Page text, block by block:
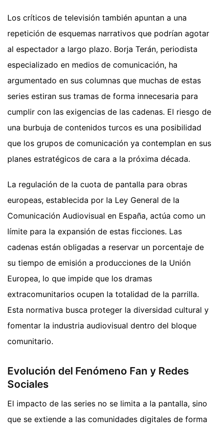
Los críticos de televisión también apuntan a una
repetición de esquemas narrativos que podrían agotar
al espectador a largo plazo. Borja Terán, periodista
especializado en medios de comunicación, ha
argumentado en sus columnas que muchas de estas
series estiran sus tramas de forma innecesaria para
cumplir con las exigencias de las cadenas. El riesgo de
una burbuja de contenidos turcos es una posibilidad
que los grupos de comunicación ya contemplan en sus
planes estratégicos de cara a la próxima década.
La regulación de la cuota de pantalla para obras
europeas, establecida por la Ley General de la
Comunicación Audiovisual en España, actúa como un
límite para la expansión de estas ficciones. Las
cadenas están obligadas a reservar un porcentaje de
su tiempo de emisión a producciones de la Unión
Europea, lo que impide que los dramas
extracomunitarios ocupen la totalidad de la parrilla.
Esta normativa busca proteger la diversidad cultural y
fomentar la industria audiovisual dentro del bloque
comunitario.
Evolución del Fenómeno Fan y Redes
Sociales
El impacto de las series no se limita a la pantalla, sino
que se extiende a las comunidades digitales de forma